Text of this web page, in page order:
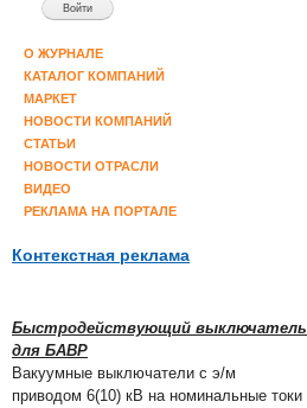
О ЖУРНАЛЕ
КАТАЛОГ КОМПАНИЙ
МАРКЕТ
НОВОСТИ КОМПАНИЙ
СТАТЬИ
НОВОСТИ ОТРАСЛИ
ВИДЕО
РЕКЛАМА НА ПОРТАЛЕ
Контекстная реклама
Быстродействующий выключатель
для БАВР
Вакуумные выключатели с э/м
приводом 6(10) кВ на номинальные токи